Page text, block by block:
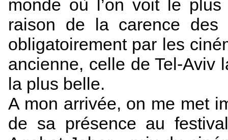
monde où l’on voit le
raison de la carence des
obligatoirement par les
ancienne, celle de Tel-Aviv
la plus belle.
A mon arrivée, on me met
de sa présence au